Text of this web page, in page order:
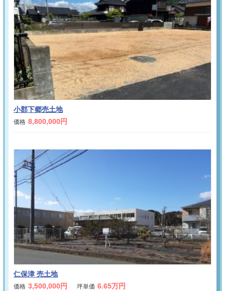
小郡下郷売土地
価格 8,800,000円
仁保津 売土地
価格 3,500,000円 坪単価 6.65万円